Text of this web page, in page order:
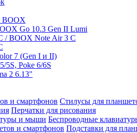
Go 10.3 Gen II Lumi
/ BOOX Note Air 3 C
7 (Gen I и II)
5S, Poke 6/6S
2 6.13"
Стилусы для
Перчатки для рисования
Беспроводные
Подставки для